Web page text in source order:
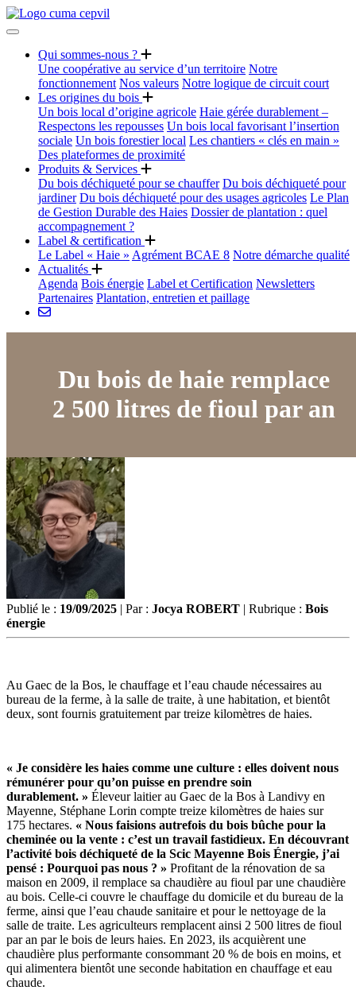
Qui sommes-nous ?
Une coopérative au service d’un territoire Notre
fonctionnement Nos valeurs Notre logique de circuit court
Les origines du bois
Un bois local d’origine agricole Haie gérée durablement –
Respectons les repousses Un bois local favorisant l’insertion
sociale Un bois forestier local Les chantiers « clés en main »
Des plateformes de proximité
Produits & Services
Du bois déchiqueté pour se chauffer Du bois déchiqueté pour
jardiner Du bois déchiqueté pour des usages agricoles Le Plan
de Gestion Durable des Haies Dossier de plantation : quel
accompagnement ?
Label & certification
Le Label « Haie » Agrément BCAE 8 Notre démarche qualité
Actualités
Agenda Bois énergie Label et Certification Newsletters
Partenaires Plantation, entretien et paillage
Du bois de haie remplace
2 500 litres de fioul par an
Publié le : 19/09/2025 | Par : Jocya ROBERT | Rubrique : Bois
énergie
Au Gaec de la Bos, le chauffage et l’eau chaude nécessaires au
bureau de la ferme, à la salle de traite, à une habitation, et bientôt
deux, sont fournis gratuitement par treize kilomètres de haies.
« Je considère les haies comme une culture : elles doivent nous
rémunérer pour qu’on puisse en prendre soin
durablement. » Éleveur laitier au Gaec de la Bos à Landivy en
Mayenne, Stéphane Lorin compte treize kilomètres de haies sur
175 hectares. « Nous faisions autrefois du bois bûche pour la
cheminée ou la vente : c’est un travail fastidieux. En découvrant
l’activité bois déchiqueté de la Scic Mayenne Bois Énergie, j’ai
pensé : Pourquoi pas nous ? » Profitant de la rénovation de sa
maison en 2009, il remplace sa chaudière au fioul par une chaudière
au bois. Celle-ci couvre le chauffage du domicile et du bureau de la
ferme, ainsi que l’eau chaude sanitaire et pour le nettoyage de la
salle de traite. Les agriculteurs remplacent ainsi 2 500 litres de fioul
par an par le bois de leurs haies. En 2023, ils acquièrent une
chaudière plus performante consommant 20 % de bois en moins, et
qui alimentera bientôt une seconde habitation en chauffage et eau
chaude.